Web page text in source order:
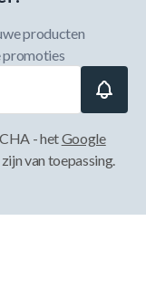
producten
promoties
- hetGoogle
zijn van toepassing.